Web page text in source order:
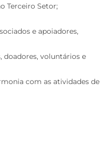
Terceiro Setor;
e apoiadores,
doadores, voluntários e
com as atividades de